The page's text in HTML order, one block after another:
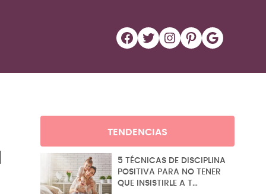
Facebook Twitter Instagram Pinterest Google
TENDENCIAS
5 TÉCNICAS DE DISCIPLINA
POSITIVA PARA NO TENER
QUE INSISTIRLE A T…